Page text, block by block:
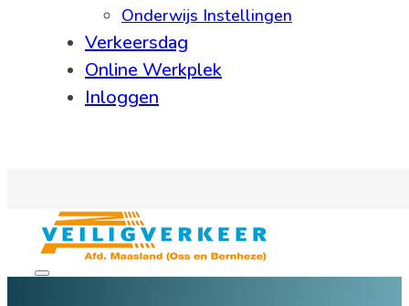
Onderwijs Instellingen
Verkeersdag
Online Werkplek
Inloggen